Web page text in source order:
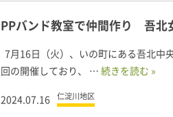
PPバンド教室で仲間作り 吾北
7月16日（火）、いの町にある吾北中
回の開催しており、 … 続きを読む »
2024.07.16 仁淀川地区